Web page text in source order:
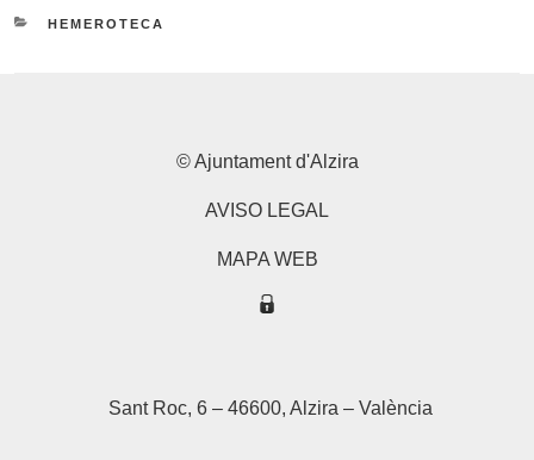
CATEGORIES
HEMEROTECA
© Ajuntament d'Alzira
AVISO LEGAL
MAPA WEB
Sant Roc, 6 – 46600, Alzira – València